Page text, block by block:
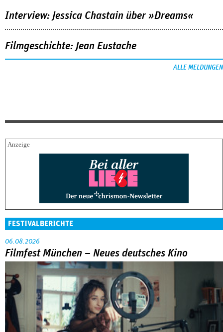
Interview: Jessica Chastain über »Dreams«
Filmgeschichte: Jean Eustache
ALLE MELDUNGEN
FESTIVALBERICHTE
06.08.2026
Filmfest München – Neues deutsches Kino